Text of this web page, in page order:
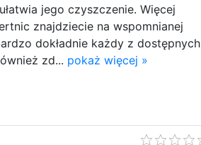
jego czyszczenie. Więcej
znajdziecie na wspomnianej
dokładnie każdy z dostępnych
zd... pokaż więcej »